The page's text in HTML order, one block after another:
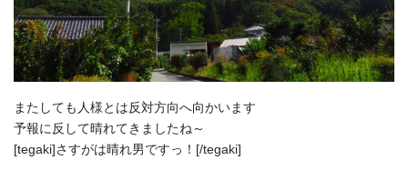
またしても人様とは反対方向へ向かいます
予報に反して晴れてきましたね～
[tegaki]さすがは晴れ男ですっ！[/tegaki]